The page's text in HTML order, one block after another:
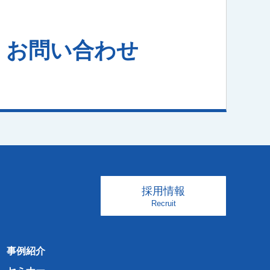
お問い合わせ
採用情報
Recruit
事例紹介